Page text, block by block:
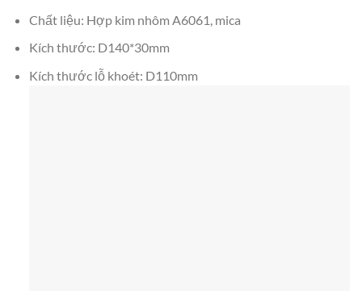
Chất liệu: Hợp kim nhôm A6061, mica
Kích thước: D140*30mm
Kích thước lỗ khoét: D110mm